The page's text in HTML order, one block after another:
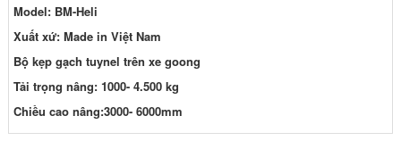
Model: BM-Heli
Xuất xứ: Made in Việt Nam
Bộ kẹp gạch tuynel trên xe goong
Tải trọng nâng: 1000- 4.500 kg
Chiều cao nâng:3000- 6000mm